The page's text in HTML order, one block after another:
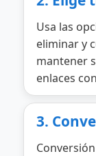
Usa las
eliminar y
mantener
enlaces
3.